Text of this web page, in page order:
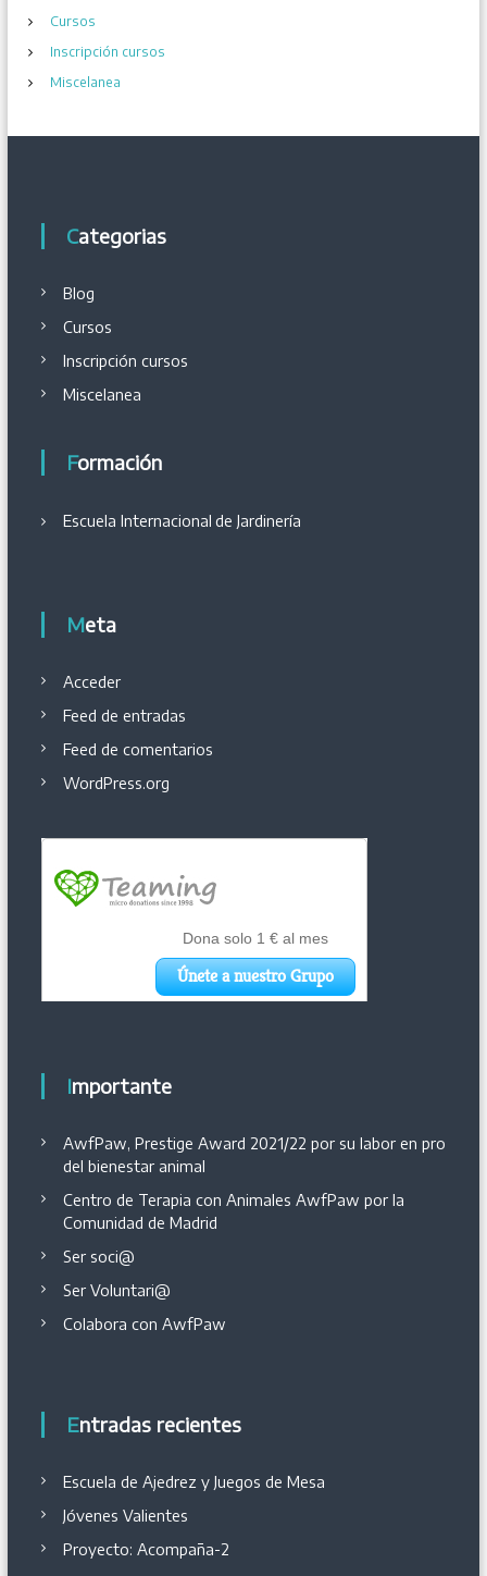
o
Cursos
Inscripción cursos
Miscelanea
Categorias
Blog
Cursos
Inscripción cursos
Miscelanea
Formación
Escuela Internacional de Jardinería
Meta
Acceder
Feed de entradas
Feed de comentarios
WordPress.org
Importante
AwfPaw, Prestige Award 2021/22 por su labor en pro
del bienestar animal
Centro de Terapia con Animales AwfPaw por la
Comunidad de Madrid
Ser soci@
Ser Voluntari@
Colabora con AwfPaw
Entradas recientes
Escuela de Ajedrez y Juegos de Mesa
Jóvenes Valientes
Proyecto: Acompaña-2